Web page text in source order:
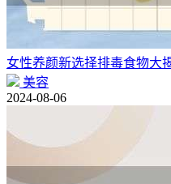
女性养颜新选择排毒食物大
美容
2024-08-06